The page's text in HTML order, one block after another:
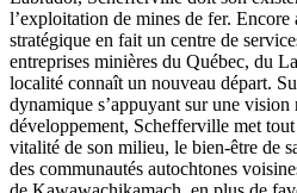
l’exploitation de mines de fer. Encore
stratégique en fait un centre de
entreprises minières du Québec, du
localité connaît un nouveau départ.
dynamique s’appuyant sur une
développement, Schefferville met
vitalité de son milieu, le bien-être de
des communautés autochtones